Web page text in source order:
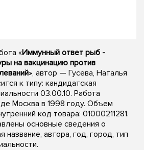
«Иммунный ответ рыб -
на вакцинацию против
», автор — Гусева, Наталья
к типу: кандидатская
03.00.10. Работа
Москва в 1998 году. Объем
код товара: 01000211281.
основные сведения о
название, автора, год, город, тип